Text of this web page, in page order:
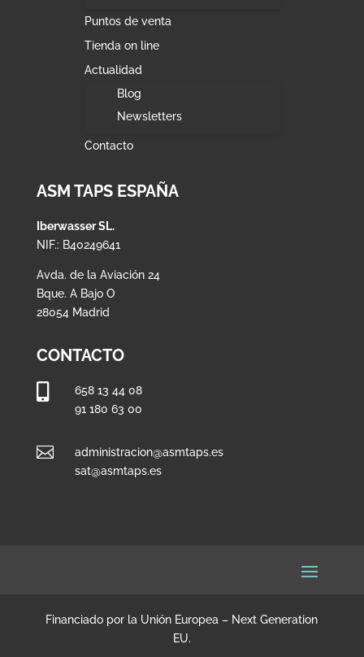
Puntos de venta
Tienda on line
Actualidad
Blog
Newsletters
Contacto
ASM TAPS ESPAÑA
Iberwasser SL.
NIF.: B40249641
Avda. de la Aviación 24
Bque. A Bajo O
28054 Madrid
CONTACTO

658 13 44 08
91 180 63 00

administracion@asmtaps.es
sat@asmtaps.es
Financiado por la Unión Europea – Next Generation
EU.